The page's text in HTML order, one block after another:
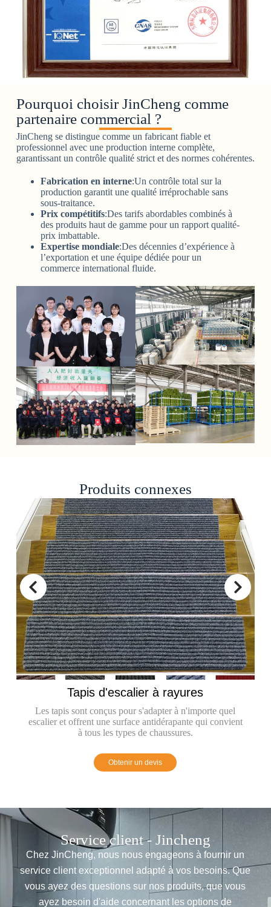
Pourquoi choisir JinCheng comme
partenaire commercial ?
JinCheng se distingue comme un fabricant fiable et
professionnel avec une production interne complète,
garantissant un contrôle qualité strict et des normes cohérentes.
Fabrication en interne:Un contrôle total sur la
production garantit une qualité irréprochable sans
sous-traitance.
Prix compétitifs:Des tarifs abordables combinés à
des produits haut de gamme pour un rapport qualité-
prix imbattable.
Expertise mondiale:Des décennies d’expérience à
l’exportation et une équipe dédiée pour un
commerce international fluide.
Produits connexes
à n'importe quel
qui convient
Tapis d'escalier en
Le matériau des tapis est
mature, simple mais pas simple, à
Service client - Jincheng
Chez JinCheng, nous nous engageons à fournir un
service client exceptionnel adapté à vos besoins. Que
vous ayez des questions sur nos produits, que vous
ayez besoin d'aide concernant les options de